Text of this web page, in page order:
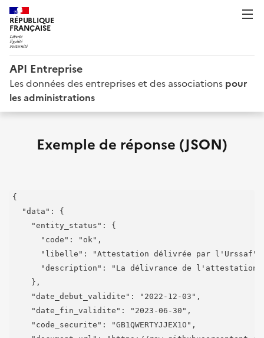
RÉPUBLIQUE
FRANÇAISE
API Entreprise
Les données des entreprises et des associations pour
les administrations
Exemple de réponse (JSON)
{
  "data": {
    "entity_status": {
      "code": "ok",
      "libelle": "Attestation délivrée par l'Urssaf",
"description": "La délivrance de
    },
    "date_debut_validite": "2022-12-03",
    "date_fin_validite": "2023-06-30",
    "code_securite": "GB1QWERTYJJEX1O",